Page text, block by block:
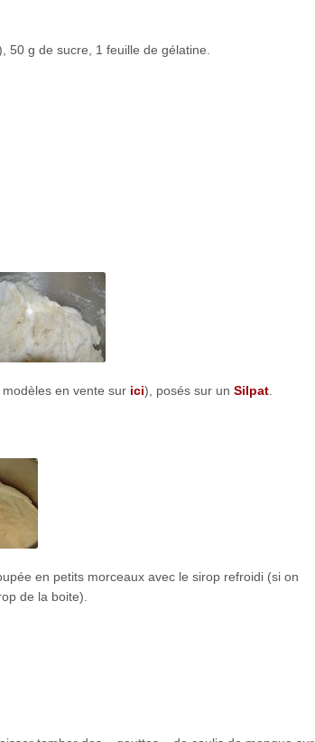
50 g de sucre, 1 feuille de gélatine.
en vente sur ici), posés sur un Silpat.
en petits morceaux avec le sirop refroidi (si on
de la boite).